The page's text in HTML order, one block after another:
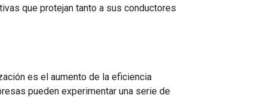
que protejan tanto a sus conductores
es el aumento de la eficiencia
pueden experimentar una serie de